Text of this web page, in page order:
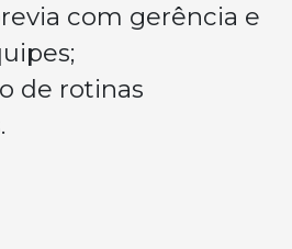
com gerência e
de rotinas